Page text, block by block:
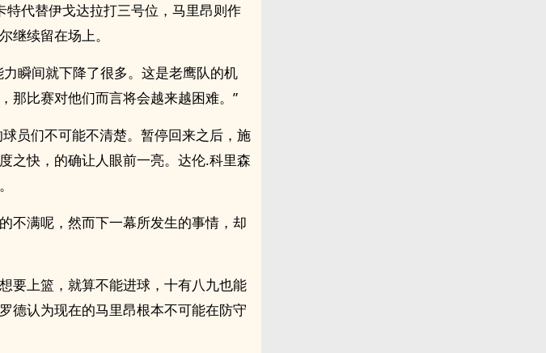
代替伊戈达拉打三号位，马里昂则作
继续留在场上。
瞬间就下降了很多。这是老鹰队的机
那比赛对他们而言将会越来越困难。”
员们不可能不清楚。暂停回来之后，施
之快，的确让人眼前一亮。达伦.科里森
不满呢，然而下一幕所发生的事情，却
要上篮，就算不能进球，十有八九也能
德认为现在的马里昂根本不可能在防守